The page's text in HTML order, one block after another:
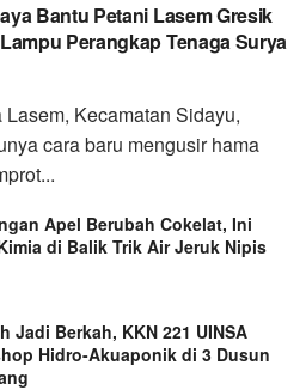
Bantu Petani Lasem Gresik
Perangkap Tenaga Surya
Kecamatan Sidayu,
cara baru mengusir hama
Apel Berubah Cokelat, Ini
di Balik Trik Air Jeruk Nipis
Jadi Berkah, KKN 221 UINSA
Hidro-Akuaponik di 3 Dusun